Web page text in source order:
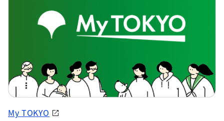
My TOKYO